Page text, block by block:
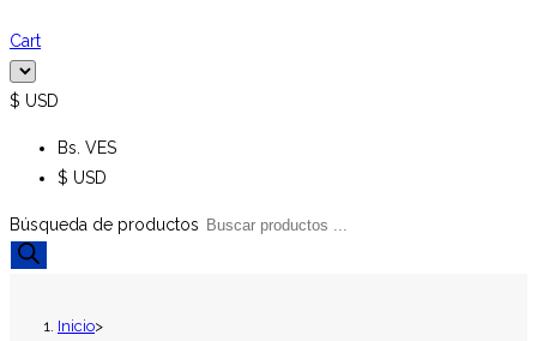
Cart
$ USD
Bs. VES
$ USD
Búsqueda de productos
Inicio>